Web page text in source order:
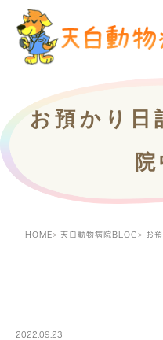
お預かり日
院
HOME 天白動物病院BLOG お
2022.09.23